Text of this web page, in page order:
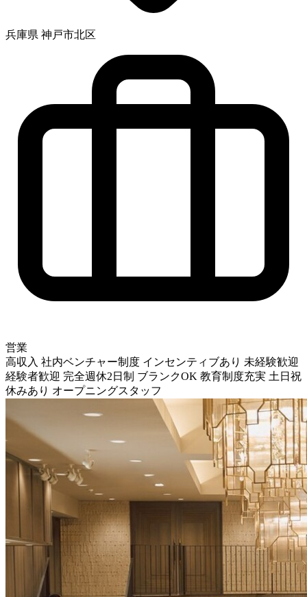
兵庫県 神戸市北区
営業
高収入 社内ベンチャー制度 インセンティブあり 未経験歓迎
経験者歓迎 完全週休2日制 ブランクOK 教育制度充実 土日祝
休みあり オープニングスタッフ